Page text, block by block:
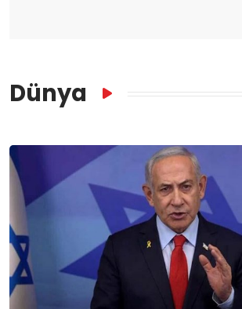
Dünya